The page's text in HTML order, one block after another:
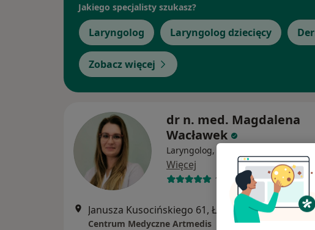
Jakiego specjalisty szukasz?
Laryngolog Laryngolog dziecięcy
Zobacz więcej
dr n. med. Magdalena
Wacławek
Laryngolog, Laryngolog dziecięcy
Więcej
106 opinii
Janusza Kusocińskiego 61, Łódź Mapa
Centrum Medyczne Artmedis